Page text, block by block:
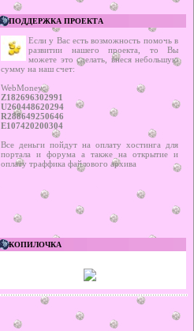
ПОДДЕРЖКА ПРОЕКТА
Если у Вас есть возможность помочь в
развитии нашего проекта, то Вы
можете это сделать, внеся небольшую
сумму на наш счет:
WebMoney:
Z182696302991
U260448620294
R288649250646
E107420200304
Все деньги пойдут на оплату хостинга для
портала и форума а также на открытие и
оплату траффика файлового архива
КОПИЛОЧКА